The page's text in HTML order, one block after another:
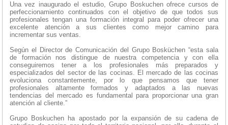
Una vez inaugurado el estudio, Grupo Boskuchen ofrece cursos de
perfeccionamiento continuados con el objetivo de que todos sus
profesionales tengan una formación integral para poder ofrecer una
excelente atención a sus clientes como mejor camino para
incrementar sus ventas.
Según el Director de Comunicación del Grupo Bosküchen “esta sala
de formación nos distingue de nuestra competencia y con ella
conseguiremos tener a los profesionales más preparados y
especializados del sector de las cocinas. El mercado de las cocinas
evoluciona constantemente, por lo que pensamos que tener
profesionales altamente formados y adaptados a las nuevas
tendencias del mercado es fundamental para proporcionar una gran
atención al cliente.”
Grupo Boskuchen ha apostado por la expansión de su cadena de